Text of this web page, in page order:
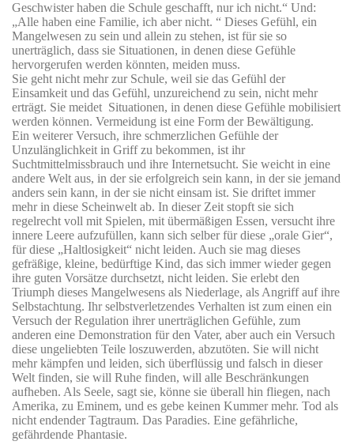
Geschwister haben die Schule geschafft, nur ich nicht.“ Und:
„Alle haben eine Familie, ich aber nicht. “ Dieses Gefühl, ein
Mangelwesen zu sein und allein zu stehen, ist für sie so
unerträglich, dass sie Situationen, in denen diese Gefühle
hervorgerufen werden könnten, meiden muss.
Sie geht nicht mehr zur Schule, weil sie das Gefühl der
Einsamkeit und das Gefühl, unzureichend zu sein, nicht mehr
erträgt. Sie meidet Situationen, in denen diese Gefühle mobilisiert
werden können. Vermeidung ist eine Form der Bewältigung.
Ein weiterer Versuch, ihre schmerzlichen Gefühle der
Unzulänglichkeit in Griff zu bekommen, ist ihr
Suchtmittelmissbrauch und ihre Internetsucht. Sie weicht in eine
andere Welt aus, in der sie erfolgreich sein kann, in der sie jemand
anders sein kann, in der sie nicht einsam ist. Sie driftet immer
mehr in diese Scheinwelt ab. In dieser Zeit stopft sie sich
regelrecht voll mit Spielen, mit übermäßigen Essen, versucht ihre
innere Leere aufzufüllen, kann sich selber für diese „orale Gier“,
für diese „Haltlosigkeit“ nicht leiden. Auch sie mag dieses
gefräßige, kleine, bedürftige Kind, das sich immer wieder gegen
ihre guten Vorsätze durchsetzt, nicht leiden. Sie erlebt den
Triumph dieses Mangelwesens als Niederlage, als Angriff auf ihre
Selbstachtung. Ihr selbstverletzendes Verhalten ist zum einen ein
Versuch der Regulation ihrer unerträglichen Gefühle, zum
anderen eine Demonstration für den Vater, aber auch ein Versuch
diese ungeliebten Teile loszuwerden, abzutöten. Sie will nicht
mehr kämpfen und leiden, sich überflüssig und falsch in dieser
Welt finden, sie will Ruhe finden, will alle Beschränkungen
aufheben. Als Seele, sagt sie, könne sie überall hin fliegen, nach
Amerika, zu Eminem, und es gebe keinen Kummer mehr. Tod als
nicht endender Tagtraum. Das Paradies. Eine gefährliche,
gefährdende Phantasie.